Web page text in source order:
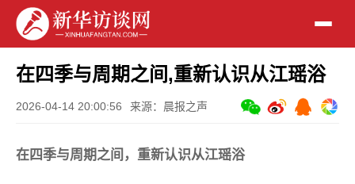
在四季与周期之间,重新认识从江瑶浴
2026-04-14 20:00:56 来源：晨报之声
在四季与周期之间，重新认识从江瑶浴